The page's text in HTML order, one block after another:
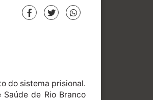
do sistema prisional.
de Rio Branco